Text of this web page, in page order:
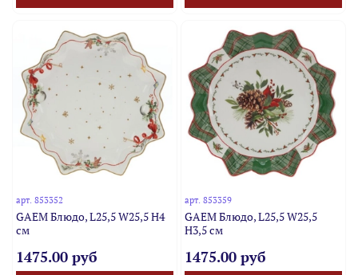
арт.853352
GAEM Блюдо, L25,5 W25,5 H4
см
1475.00 руб
арт. 853359
GAEM Блюдо, L25,5 W25,5
H3,5 см
1475.00 руб